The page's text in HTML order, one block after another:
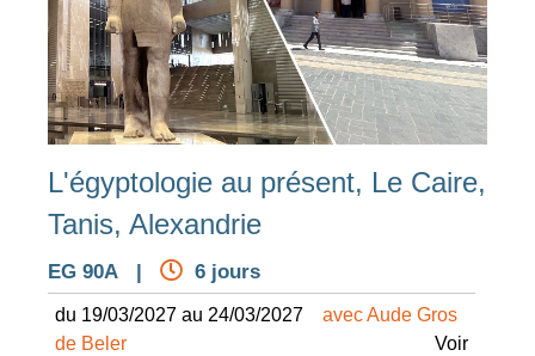
L'égyptologie au présent, Le Caire,
Tanis, Alexandrie
EG 90A | 6 jours
du 19/03/2027 au 24/03/2027
avec Aude Gros
de Beler
Voir